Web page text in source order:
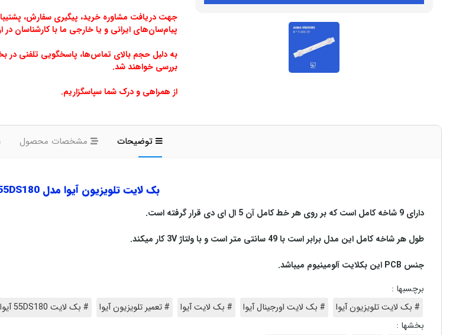
جهت دریافت مشاوره خرید، پیگیری سفارش،
پیام‌سان‌های ایرانی و یا خارجی ما با کارشناسان در
به دلیل حجم بالای تماس‌ها، پاسخگویی تلفنی
بررسی خواهند شد.
از همراهی و درک شما سپاسگزاریم.
توضیحات مشخصات محصول
بک لایت تلویزیون آیوا مدل 55DS180 اورجینال
دارای 9 شاخه کامل است که بر روی هر خط کامل آن 5 ال ای دی قرار گرفته است
.
طول هر شاخه کامل این مدل برابر است با 49 سانتی متر است و با ولتاژ 3
V کار میکند.
جنس
این بکلایت آلومینیوم میباشد.
برچسبها :
# بک لایت تلویزیون آیوا
# بک لایت اورجینال آیوا # بک لایت آیوا # تعمیر تلویزیون آیوا
# بک لایت 55DS180 آیوا
بخشها :